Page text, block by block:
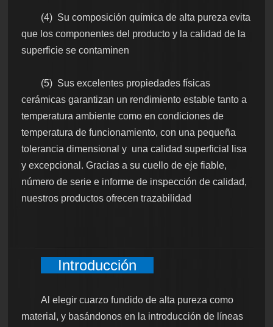
(4) Su composición química de alta pureza evita
que los componentes del producto y la calidad de la
superficie se contaminen
(5) Sus excelentes propiedades físicas
cerámicas garantizan un rendimiento estable tanto a
temperatura ambiente como en condiciones de
temperatura de funcionamiento, con una pequeña
tolerancia dimensional y una calidad superficial lisa
y excepcional. Gracias a su cuello de eje fiable,
número de serie e informe de inspección de calidad,
nuestros productos ofrecen trazabilidad
Introducción
Al elegir cuarzo fundido de alta pureza como
material, y basándonos en la introducción de líneas